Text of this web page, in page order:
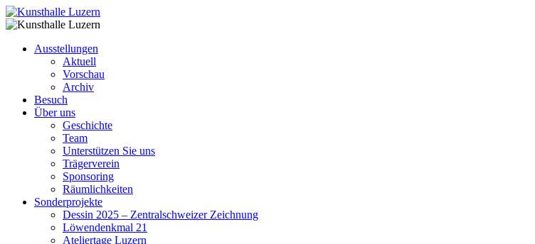
Ausstellungen
Aktuell
Vorschau
Archiv
Besuch
Über uns
Geschichte
Team
Unterstützen Sie uns
Trägerverein
Sponsoring
Räumlichkeiten
Sonderprojekte
Dessin 2025 – Zentralschweizer Zeichnung
Löwendenkmal 21
Ateliertage Luzern